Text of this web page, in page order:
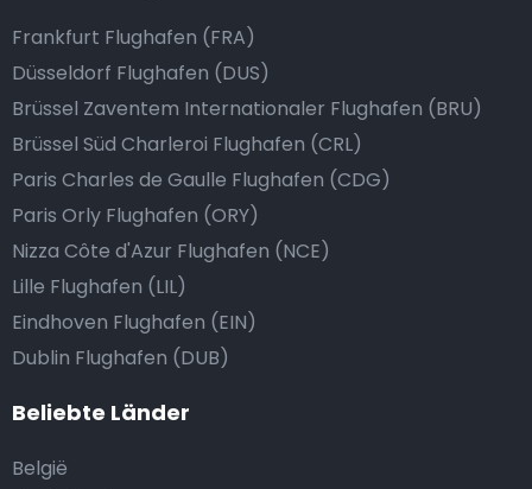
Frankfurt Flughafen (FRA)
Düsseldorf Flughafen (DUS)
Brüssel Zaventem Internationaler Flughafen (BRU)
Brüssel Süd Charleroi Flughafen (CRL)
Paris Charles de Gaulle Flughafen (CDG)
Paris Orly Flughafen (ORY)
Nizza Côte d'Azur Flughafen (NCE)
Lille Flughafen (LIL)
Eindhoven Flughafen (EIN)
Dublin Flughafen (DUB)
Beliebte Länder
België